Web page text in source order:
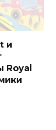
и
Royal